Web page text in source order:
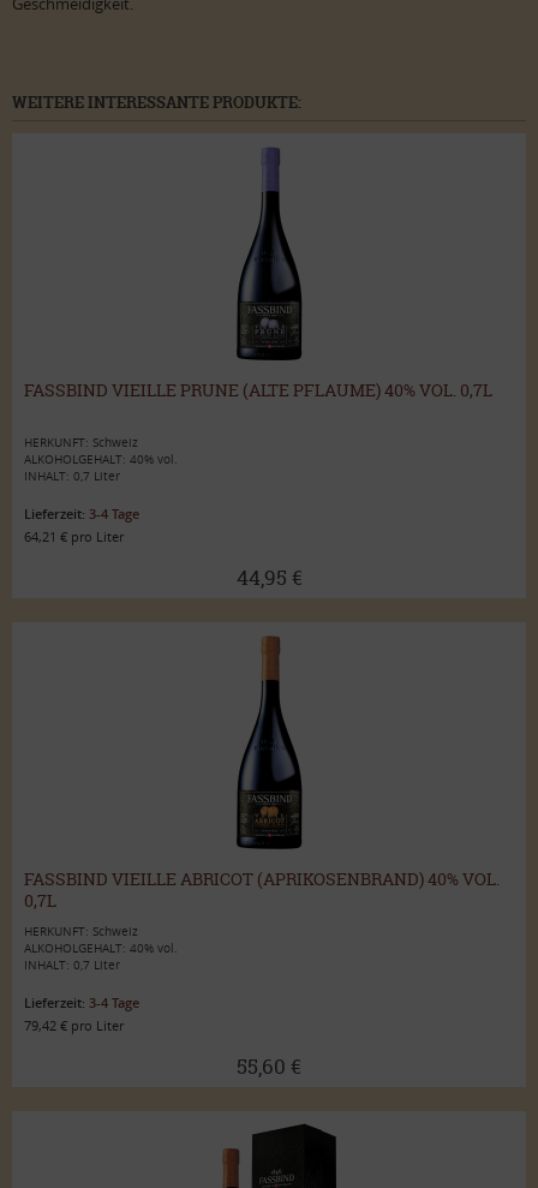
WEITERE INTERESSANTE PRODUKTE:
FASSBIND VIEILLE PRUNE (ALTE PFLAUME) 40% VOL. 0,7L
HERKUNFT: Schweiz
ALKOHOLGEHALT: 40% vol.
INHALT: 0,7 Liter
Lieferzeit: 3-4 Tage
64,21 € pro Liter
44,95 €
FASSBIND VIEILLE ABRICOT (APRIKOSENBRAND) 40% VOL.
0,7L
HERKUNFT: Schweiz
ALKOHOLGEHALT: 40% vol.
INHALT: 0,7 Liter
Lieferzeit: 3-4 Tage
79,42 € pro Liter
55,60 €